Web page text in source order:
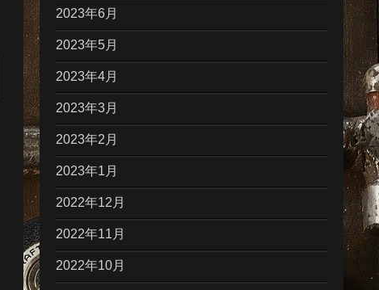
2023年6月
2023年5月
2023年4月
2023年3月
2023年2月
2023年1月
2022年12月
2022年11月
2022年10月